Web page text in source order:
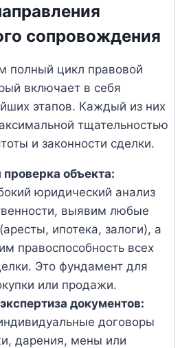
сопровождения
полный цикл правовой
включает в себя
этапов. Каждый из них
тщательностью
и законности сделки.
проверка объекта:
юридический анализ
выявим любые
ипотека, залоги), а
правоспособность всех
Это фундамент для
или продажи.
документов:
договоры
дарения, мены или